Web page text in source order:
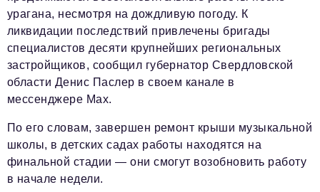
partner@business-magazine.online
урагана, несмотря на дождливую погоду. К
ликвидации последствий привлечены бригады
специалистов десяти крупнейших региональных
застройщиков, сообщил губернатор Свердловской
области Денис Паслер в своем канале в
мессенджере Mах.
По его словам, завершен ремонт крыши музыкальной
школы, в детских садах работы находятся на
финальной стадии — они смогут возобновить работу
в начале недели.